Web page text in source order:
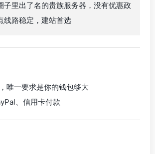
子里出了名的贵族服务器，没有优惠政
线路稳定，建站首选
唯一要求是你的钱包够大
、信用卡付款